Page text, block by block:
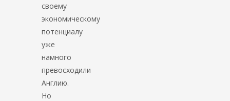
своему
экономическому
потенциалу
уже
намного
превосходили
Англию.
Но